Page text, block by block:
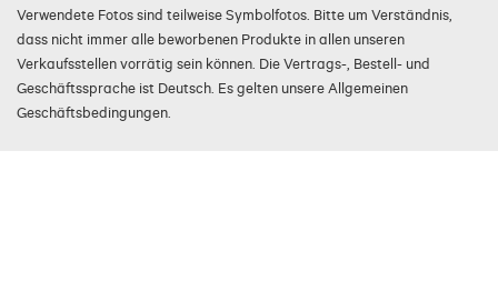
Verwendete Fotos sind teilweise Symbolfotos. Bitte um Verständnis,
dass nicht immer alle beworbenen Produkte in allen unseren
Verkaufsstellen vorrätig sein können. Die Vertrags-, Bestell- und
Geschäftssprache ist Deutsch. Es gelten unsere Allgemeinen
Geschäftsbedingungen.